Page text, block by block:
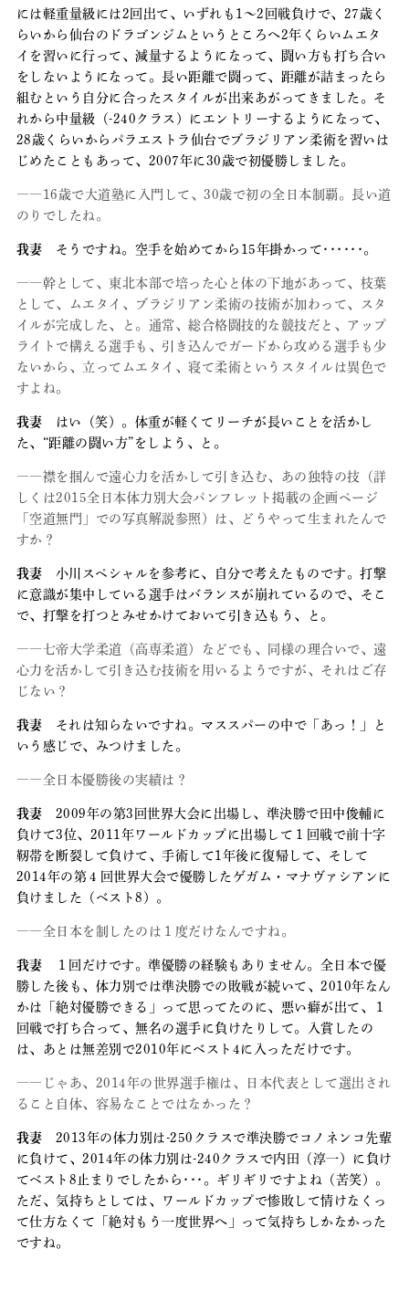
には軽重量級には2回出て、いずれも1～2回戦負けで、27歳く
らいから仙台のドラゴンジムというところへ2年くらいムエタ
イを習いに行って、減量するようになって、闘い方も打ち合い
をしないようになって。長い距離で闘って、距離が詰まったら
組むという自分に合ったスタイルが出来あがってきました。そ
れから中量級（-240クラス）にエントリーするようになって、
28歳くらいからパラエストラ仙台でブラジリアン柔術を習いは
じめたこともあって、2007年に30歳で初優勝しました。
――16歳で大道塾に入門して、30歳で初の全日本制覇。長い道
のりでしたね。
我妻 そうですね。空手を始めてから15年掛かって･･････。
――幹として、東北本部で培った心と体の下地があって、枝葉
として、ムエタイ、ブラジリアン柔術の技術が加わって、スタ
イルが完成した、と。通常、総合格闘技的な競技だと、アップ
ライトで構える選手も、引き込んでガードから攻める選手も少
ないから、立ってムエタイ、寝て柔術というスタイルは異色で
すよね。
我妻
はい（笑）。体重が軽くてリーチが長いことを活かし
た、“距離の闘い方”をしよう、と。
――襟を掴んで遠心力を活かして引き込む、あの独特の技（詳
しくは2015全日本体力別大会パンフレット掲載の企画ページ
「空道無門」での写真解説参照）は、どうやって生まれたんで
すか？
我妻
小川スペシャルを参考に、自分で考えたものです。打撃
に意識が集中している選手はバランスが崩れているので、そこ
で、打撃を打つとみせかけておいて引き込もう、と。
――七帝大学柔道（高専柔道）などでも、同様の理合いで、遠
心力を活かして引き込む技術を用いるようですが、それはご存
じない？
我妻
それは知らないですね。マススパーの中で「あっ！」と
いう感じで、みつけました。
――全日本優勝後の実績は？
我妻
2009年の第3回世界大会に出場し、準決勝で田中俊輔に
負けて3位、2011年ワールドカップに出場して１回戦で前十字
靭帯を断裂して負けて、手術して1年後に復帰して、そして
2014年の第４回世界大会で優勝したゲガム・マナヴァシアンに
負けました（ベスト8）。
――全日本を制したのは１度だけなんですね。
我妻
１回だけです。準優勝の経験もありません。全日本で優
勝した後も、体力別では準決勝での敗戦が続いて、2010年なん
かは「絶対優勝できる」って思ってたのに、悪い癖が出て、１
回戦で打ち合って、無名の選手に負けたりして。入賞したの
は、あとは無差別で2010年にベスト4に入っただけです。
――じゃあ、2014年の世界選手権は、日本代表として選出され
ること自体、容易なことではなかった？
我妻
2013年の体力別は-250クラスで準決勝でコノネンコ先輩
に負けて、2014年の体力別は-240クラスで内田（淳一）に負け
てベスト8止まりでしたから･･･。ギリギリですよね（苦笑）。
ただ、気持ちとしては、ワールドカップで惨敗して情けなくっ
て仕方なくて「絶対もう一度世界へ」って気持ちしかなかった
ですね。